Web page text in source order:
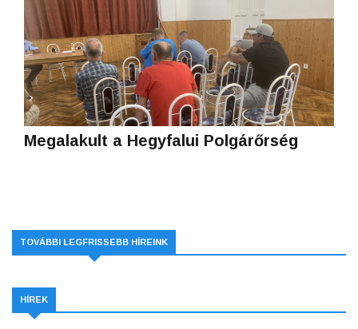
Megalakult a Hegyfalui Polgárőrség
TOVÁBBI LEGFRISSEBB HÍREINK
HÍREK